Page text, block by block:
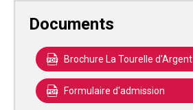
Documents
Brochure La Tourelle d'Argent
Formulaire d'admission